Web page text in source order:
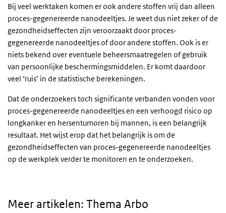
Bij veel werktaken komen er ook andere stoffen vrij dan alleen
proces-gegenereerde nanodeeltjes. Je weet dus niet zeker of de
gezondheidseffecten zijn veroorzaakt door proces-
gegenereerde nanodeeltjes of door andere stoffen. Ook is er
niets bekend over eventuele beheersmaatregelen of gebruik
van persoonlijke beschermingsmiddelen. Er komt daardoor
veel ‘ruis’ in de statistische berekeningen.
Dat de onderzoekers toch significante verbanden vonden voor
proces-gegenereerde nanodeeltjes en een verhoogd risico op
longkanker en hersentumoren bij mannen, is een belangrijk
resultaat. Het wijst erop dat het belangrijk is om de
gezondheidseffecten van proces-gegenereerde nanodeeltjes
op de werkplek verder te monitoren en te onderzoeken.
Meer artikelen: Thema Arbo